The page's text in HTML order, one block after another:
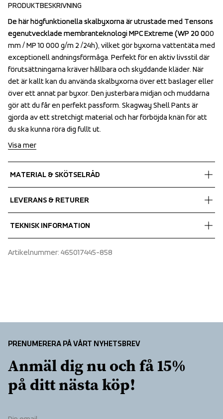
PRODUKTBESKRIVNING
De här högfunktionella skalbyxorna är utrustade med Tensons
egenutvecklade membranteknologi MPC Extreme (WP 20 000
mm / MP 10 000 g/m 2 /24h), vilket gör byxorna vattentäta med
exceptionell andningsförmåga. Perfekt för en aktiv livsstil där
förutsättningarna kräver hållbara och skyddande kläder. När
det är kallt kan du använda skalbyxorna över ett baslager eller
över ett annat par byxor. Den justerbara midjan och muddarna
gör att du får en perfekt passform. Skagway Shell Pants är
gjorda av ett stretchigt material och har förböjda knän för att
du ska kunna röra dig fullt ut.
De här högfunktionella skalbyxorna är utrustade med Tensons
egenutvecklade membranteknologi MPC Extreme (WP 20 000
mm / MP 10 000 g/m 2 /24h), vilket gör byxorna vattentäta med
exceptionell andningsförmåga. Perfekt för en aktiv livsstil där
förutsättningarna kräver hållbara och skyddande kläder. När
det är kallt kan du använda skalbyxorna över ett baslager eller
över ett annat par byxor. Den justerbara midjan och muddarna
gör att du får en perfekt passform. Skagway Shell Pants är
gjorda av ett stretchigt material och har förböjda knän för att
du ska kunna röra dig fullt ut.
Visa mer
MATERIAL & SKÖTSELRÅD
Shell fabric 1
Rip stop
WP 20 000 mm
MP 10 000 g/m2/24h
LEVERANS & RETURER
Vi skickar med Postnord som levererar under dagtid.
TEKNISK INFORMATION
opening, Mesh ventilation at center back
Artikelnummer: 465017445-858
PRENUMERERA PÅ VÅRT NYHETSBREV
Anmäl dig nu och få 15%
på ditt nästa köp!